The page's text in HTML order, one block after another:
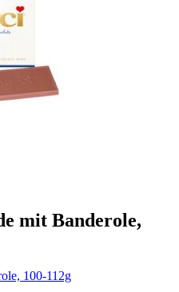
mit Banderole,
100-112g